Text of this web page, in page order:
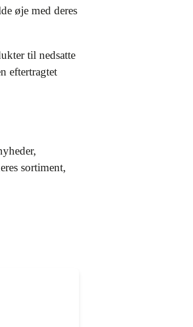
øje med deres
til nedsatte
eftertragtet
sortiment,